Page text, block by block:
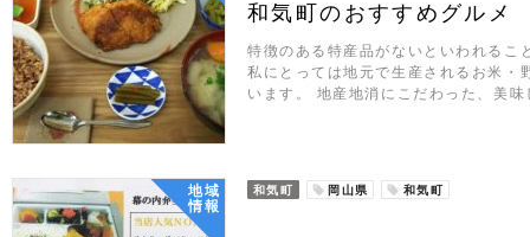
和気町のおすすめグルメ
特徴のある特産品がないといわれるこ
私にとっては地元で生産されるお米・
います。 地産地消にこだわった、美
地域
情報
和気町 岡山県 和気町